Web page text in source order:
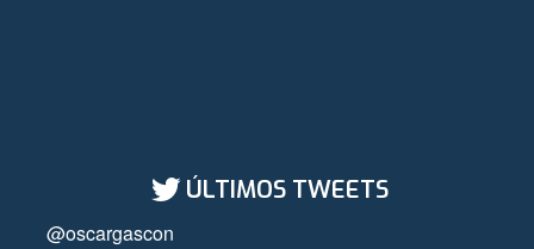
ÚLTIMOS TWEETS
@oscargascon